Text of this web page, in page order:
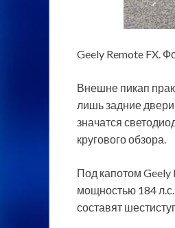
Geely Remote FX.
Внешне пикап
лишь задние
значатся
кругового обзора.
Под капотом Geely
мощностью 184
составят